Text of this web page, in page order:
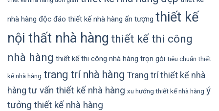
nhà hàng độc đáo thiết kế nhà hàng ấn tượng thiết kế
nội thất nhà hàng thiết kế thi công
nhà hàng thiết kế thi công nhà hàng trọn gói tiêu chuẩn thiết
kế nhà hàng trang trí nhà hàng Trang trí thiết kế nhà
hàng tư vấn thiết kế nhà hàng xu hướng thiết kế nhà hàng ý
tưởng thiết kế nhà hàng